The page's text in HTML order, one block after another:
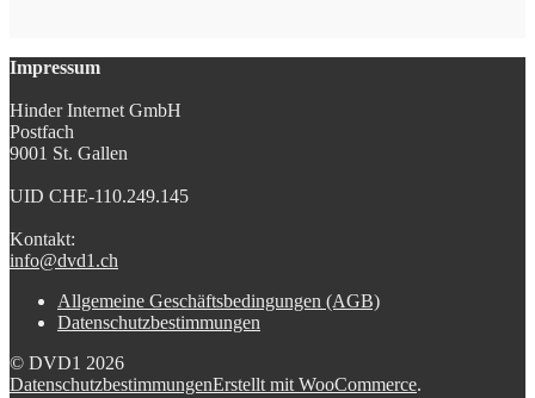
Impressum
Hinder Internet GmbH
Postfach
9001 St. Gallen
UID CHE-110.249.145
Kontakt:
info@dvd1.ch
Allgemeine Geschäftsbedingungen (AGB)
Datenschutzbestimmungen
© DVD1 2026
DatenschutzbestimmungenErstellt mit WooCommerce.